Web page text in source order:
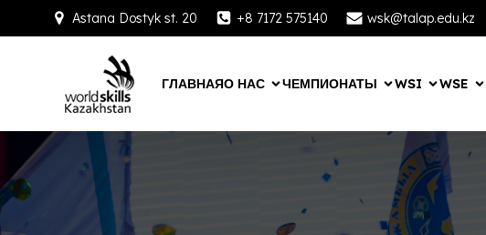
Astana Dostyk st. 20 +8 7172 575140 wsk@talap.edu.kz
ГЛАВНАЯО НАС ЧЕМПИОНАТЫ WSI WSE